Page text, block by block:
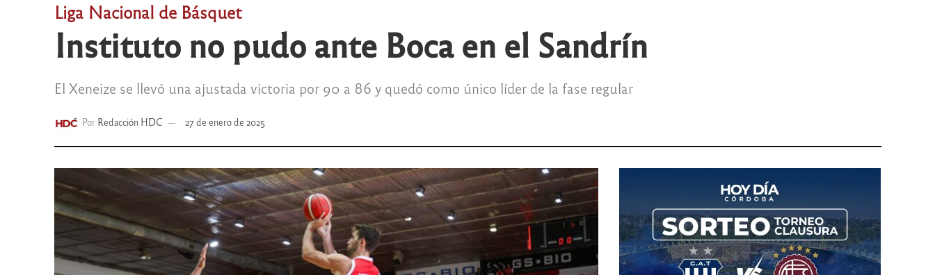
Liga Nacional de Básquet
Instituto no pudo ante Boca en el Sandrín
El Xeneize se llevó una ajustada victoria por 90 a 86 y quedó como único líder de la fase regular
Por Redacción HDC 27 de enero de 2025